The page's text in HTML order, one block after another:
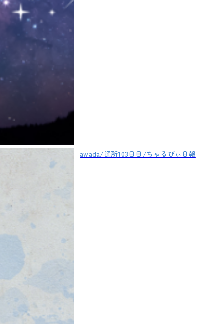
awada/通所103日目/ちゃるびぃ日報